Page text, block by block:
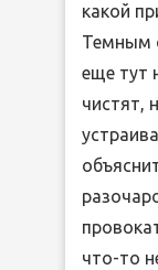
какой
Темным
еще тут
чистят,
что-то